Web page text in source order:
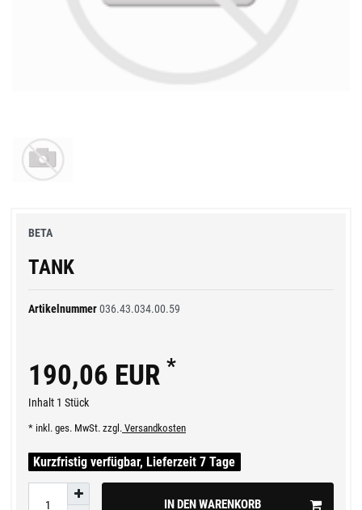
BETA
TANK
Artikelnummer036.43.034.00.59
190,06 EUR *
Inhalt 1 Stück
* inkl. ges. MwSt. zzgl. Versandkosten
Kurzfristig verfügbar, Lieferzeit 7 Tage
IN DEN WARENKORB